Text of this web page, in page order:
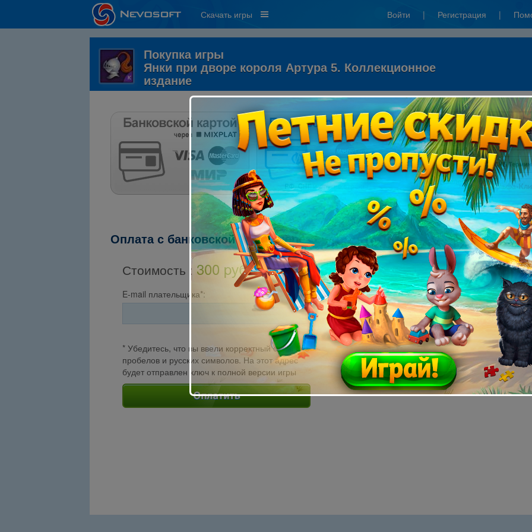
Скачать игры Войти | Регистрация |
Покупка игры
Янки при дворе короля Артура 5. Коллекционное
издание
Оплата с банковской карты через систему Mixplat:
Стоимость : 300 pуб.
E-mail плательщика*:
* Убедитесь, что вы ввели корректный email без
пробелов и русских символов. На этот адрес
будет отправлен ключ к полной версии игры